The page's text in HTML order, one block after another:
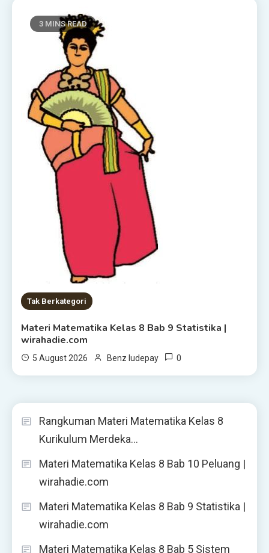
3 MINS READ
Tak Berkategori
Materi Matematika Kelas 8 Bab 9 Statistika |
wirahadie.com
5 August 2026 Benz ludepay 0
Rangkuman Materi Matematika Kelas 8
Kurikulum Merdeka…
Materi Matematika Kelas 8 Bab 10 Peluang |
wirahadie.com
Materi Matematika Kelas 8 Bab 9 Statistika |
wirahadie.com
Materi Matematika Kelas 8 Bab 5 Sistem